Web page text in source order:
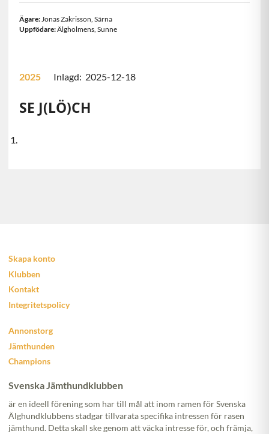
Ägare:Jonas Zakrisson, Särna
Uppfödare:Älgholmens, Sunne
2025 Inlagd: 2025-12-18
SE J(LÖ)CH
Skapa konto
Klubben
Kontakt
Integritetspolicy
Annonstorg
Jämthunden
Champions
Svenska Jämthundklubben
är en ideell förening som har till mål att inom ramen för Svenska
Älghundklubbens stadgar tillvarata specifika intressen för rasen
jämthund. Detta skall ske genom att väcka intresse för, och främja,